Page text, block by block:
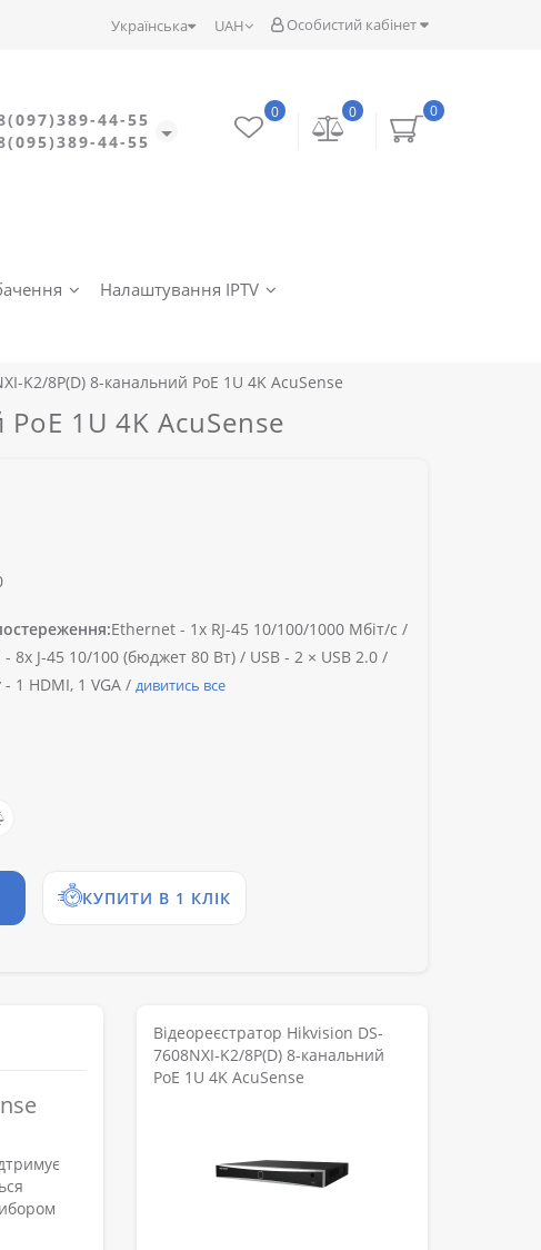
Особистий кабінет
UAH
Українська
44-55
44-55
0
0
0
Налаштування IPTV
K2/8P(D) 8-канальний PoE 1U 4K AcuSense
1U 4K AcuSense
Ethernet - 1х RJ-45 10/100/1000 Мбіт/с /
- 8х J-45 10/100 (бюджет 80 Вт) / USB - 2 × USB 2.0 /
- 1 HDMI, 1 VGA / дивитись все
КУПИТИ В 1 КЛІК
Відеореєстратор Hikvision DS-
7608NXI-K2/8P(D) 8-канальний
PoE 1U 4K AcuSense